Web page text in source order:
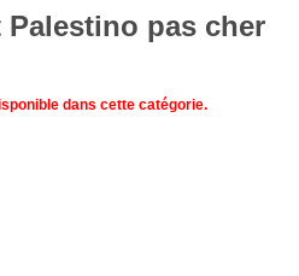
pas cher
dans cette catégorie.